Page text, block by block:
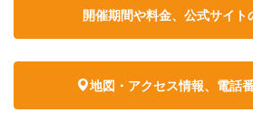
開催期間や料金、公式サイト
地図・アクセス情報、電話